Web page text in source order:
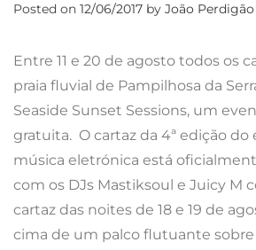
Posted on 12/06/2017 by João Perdigão
Entre 11 e 20 de agosto todos os
praia fluvial de Pampilhosa da
Seaside Sunset Sessions, um
gratuita. O cartaz da 4ª edição do
música eletrónica está
com os DJs Mastiksoul e Juicy M
cartaz das noites de 18 e 19 de
cima de um palco flutuante sobre